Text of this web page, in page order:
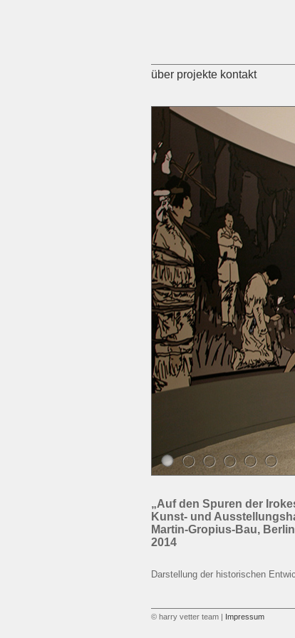
über projekte kontakt
„Auf den Spuren der
Kunst- und
Martin-Gropius-Bau, Berlin
2014
Darstellung der historischen
© harry vetter team | Impressum